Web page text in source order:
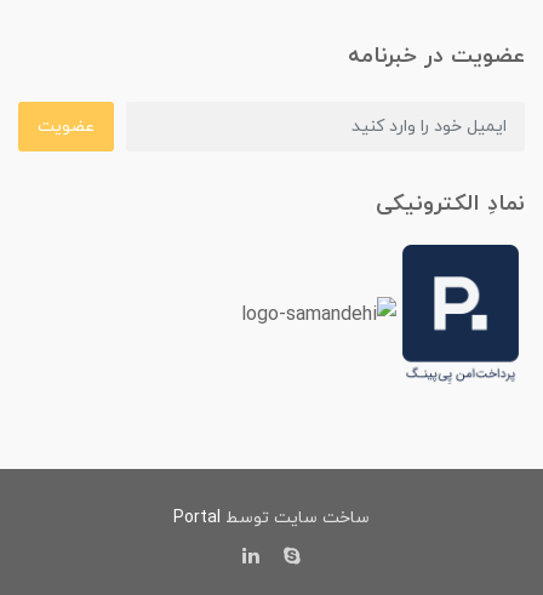
عضویت در خبرنامه
عضویت
نمادِ الکترونیکی
ساخت سایت توسط Portal